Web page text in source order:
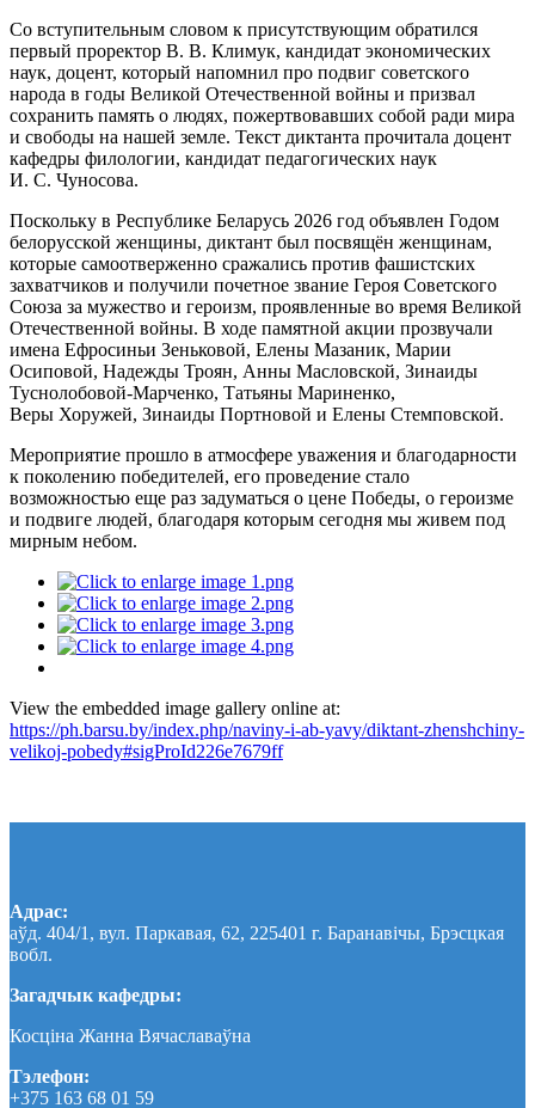
Со вступительным словом к присутствующим обратился
первый проректор В. В. Климук, кандидат экономических
наук, доцент, который напомнил про подвиг советского
народа в годы Великой Отечественной войны и призвал
сохранить память о людях, пожертвовавших собой ради мира
и свободы на нашей земле. Текст диктанта прочитала доцент
кафедры филологии, кандидат педагогических наук
И. С. Чуносова.
Поскольку в Республике Беларусь 2026 год объявлен Годом
белорусской женщины, диктант был посвящён женщинам,
которые самоотверженно сражались против фашистских
захватчиков и получили почетное звание Героя Советского
Союза за мужество и героизм, проявленные во время Великой
Отечественной войны. В ходе памятной акции прозвучали
имена Ефросиньи Зеньковой, Елены Мазаник, Марии
Осиповой, Надежды Троян, Анны Масловской, Зинаиды
Туснолобовой-Марченко, Татьяны Мариненко,
Веры Хоружей, Зинаиды Портновой и Елены Стемповской.
Мероприятие прошло в атмосфере уважения и благодарности
к поколению победителей, его проведение стало
возможностью еще раз задуматься о цене Победы, о героизме
и подвиге людей, благодаря которым сегодня мы живем под
мирным небом.
View the embedded image gallery online at:
https://ph.barsu.by/index.php/naviny-i-ab-yavy/diktant-zhenshchiny-
velikoj-pobedy#sigProId226e7679ff
Адрас:
аўд. 404/1, вул. Паркавая, 62, 225401 г. Баранавічы, Брэсцкая
вобл.
Загадчык кафедры:
Косціна Жанна Вячаславаўна
Тэлефон:
+375 163 68 01 59